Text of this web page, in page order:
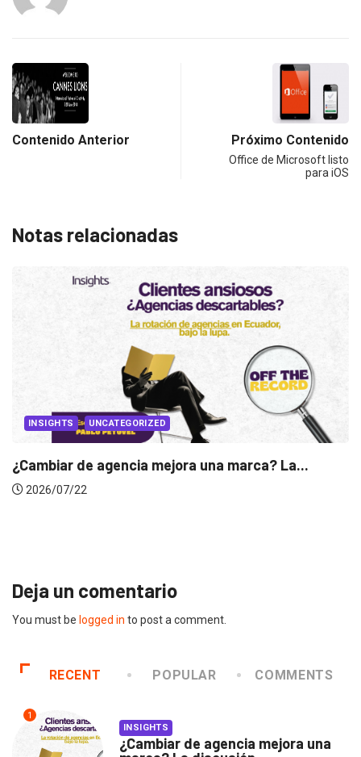
Contenido Anterior Próximo Contenido
Office de Microsoft listo
para iOS
Notas relacionadas
INSIGHTS UNCATEGORIZED
de agencia mejora una marca? La...
07/22
Deja un comentario
You must be logged in to post a comment.
RECENT POPULAR COMMENTS
1
INSIGHTS
¿Cambiar de agencia mejora una